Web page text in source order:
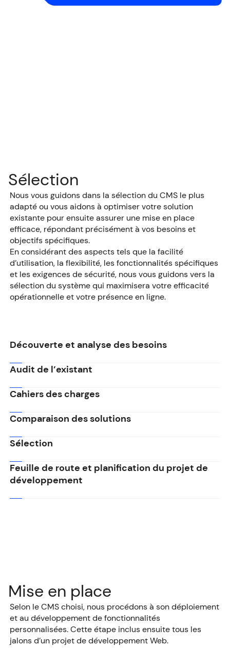
Sélection
Nous vous guidons dans la sélection du CMS le plus
adapté ou vous aidons à optimiser votre solution
existante pour ensuite assurer une mise en place
efficace, répondant précisément à vos besoins et
objectifs spécifiques.
En considérant des aspects tels que la facilité
d’utilisation, la flexibilité, les fonctionnalités spécifiques
et les exigences de sécurité, nous vous guidons vers la
sélection du système qui maximisera votre efficacité
opérationnelle et votre présence en ligne.
Découverte et analyse des besoins
Audit de l’existant
Cahiers des charges
Comparaison des solutions
Sélection
Feuille de route et planification du projet de
développement
Mise en place
Selon le CMS choisi, nous procédons à son déploiement
et au développement de fonctionnalités
personnalisées. Cette étape inclus ensuite tous les
jalons d’un projet de développement Web.